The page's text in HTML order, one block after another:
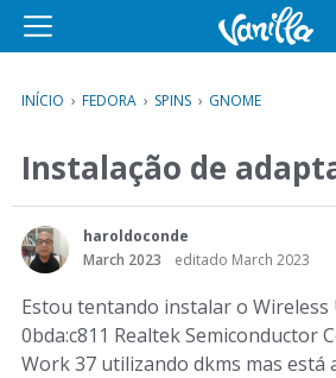
M
n
u
INÍCIO › FEDORA › SPINS › GNOME
Instalação de
haroldoconde
March 2023
editado March 2023
Estou tentando instalar o Wireless
0bda:c811 Realtek Semiconductor
Work 37 utilizando dkms mas está